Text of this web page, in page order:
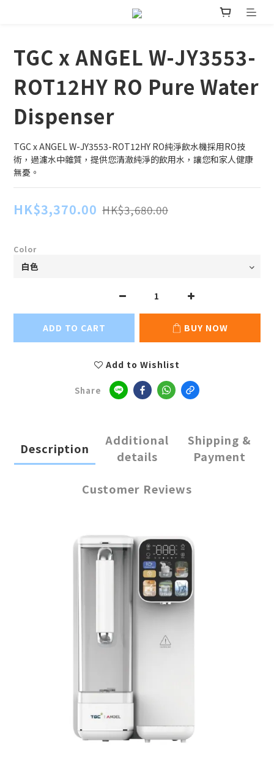
TGC x ANGEL W-JY3553-
ROT12HY RO Pure Water
Dispenser
TGC x ANGEL W-JY3553-ROT12HY RO純淨飲水機採用RO技
術，過濾水中雜質，提供您清澈純淨的飲用水，讓您和家人健康
無憂。
HK$3,370.00 HK$3,680.00
Color
ADD TO CART BUY NOW
Add to Wishlist
Share
Description
Additional
details
Shipping &
Payment
Customer Reviews